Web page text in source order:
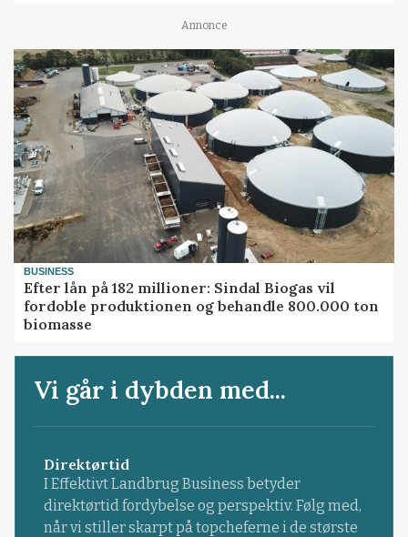
Annonce
BUSINESS
Efter lån på 182 millioner: Sindal Biogas vil
fordoble produktionen og behandle 800.000 ton
biomasse
Vi går i dybden med...
Direktørtid
I Effektivt Landbrug Business betyder
direktørtid fordybelse og perspektiv. Følg med,
når vi stiller skarpt på topcheferne i de største